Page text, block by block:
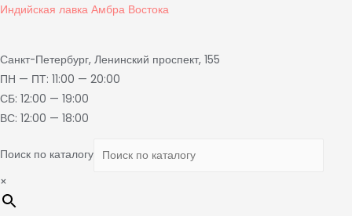
Индийская лавка Амбра Востока
Санкт-Петербург, Ленинский проспект, 155
ПН — ПТ: 11:00 — 20:00
СБ: 12:00 — 19:00
ВС: 12:00 — 18:00
Поиск по каталогу
×